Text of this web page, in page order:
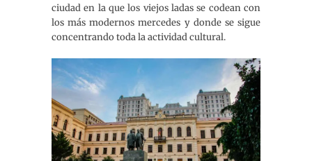
ciudad en la que los viejos ladas se codean con
los más modernos mercedes y donde se sigue
concentrando toda la actividad cultural.